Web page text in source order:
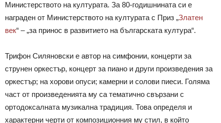
Министерството на културата. За 80-годишнината си е
награден от Министерството на културата с Приз „Златен
век“ – „за принос в развитието на българската култура“.
Трифон Силяновски е автор на симфонии, концерти за
струнен оркестър, концерт за пиано и други произведения за
оркестър; на хорови опуси; камерни и солови пиеси. Голяма
част от произведенията му са тематично свързани с
ортодоксалната музикална традиция. Това определя и
характерни черти от композиционния му стил, в който